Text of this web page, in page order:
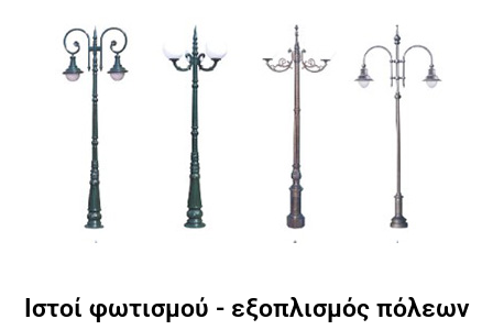
Ιστοί φωτισμού - εξοπλισμός πόλεων